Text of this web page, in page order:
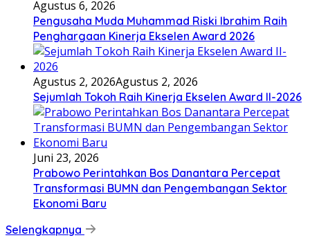
Agustus 6, 2026
Pengusaha Muda Muhammad Riski Ibrahim Raih
Penghargaan Kinerja Ekselen Award 2026
Agustus 2, 2026Agustus 2, 2026
Sejumlah Tokoh Raih Kinerja Ekselen Award II-2026
Juni 23, 2026
Prabowo Perintahkan Bos Danantara Percepat
Transformasi BUMN dan Pengembangan Sektor
Ekonomi Baru
Selengkapnya